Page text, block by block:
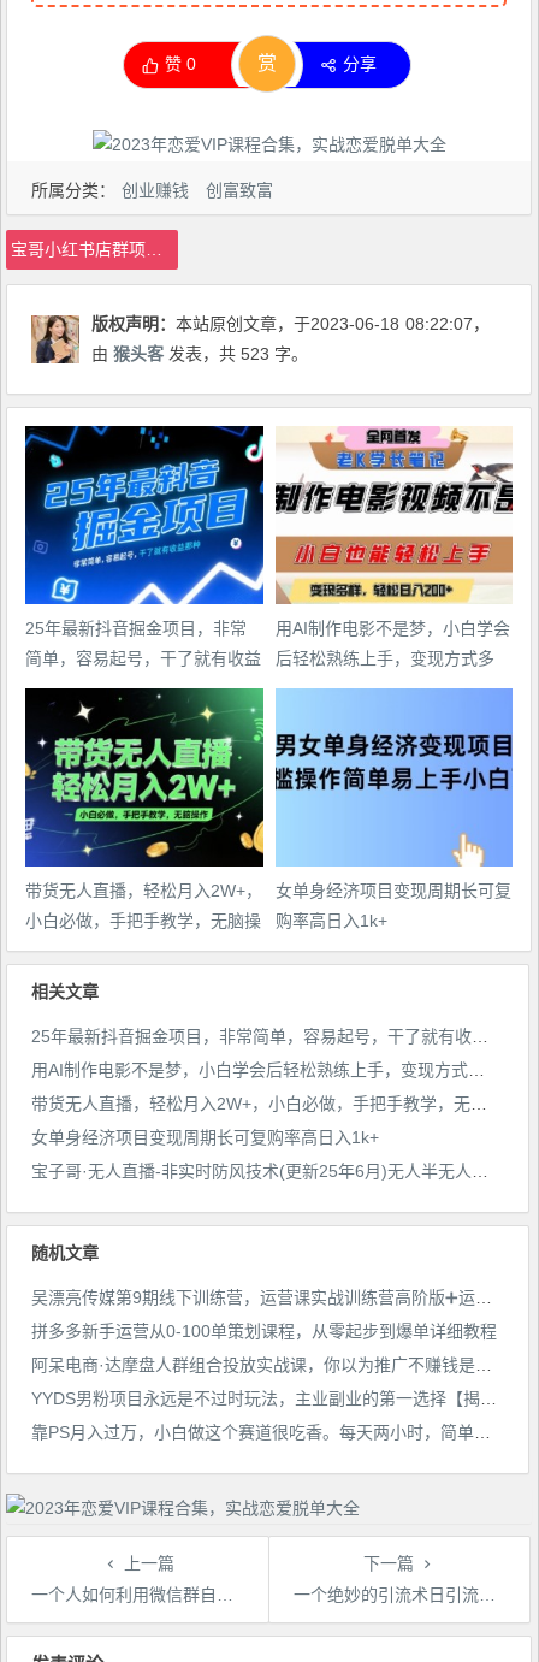
赞0 赏 分享
所属分类： 创业赚钱 创富致富
版权声明：本站原创文章，于2023-06-18 08:22:07，
由猴头客 发表，共 523 字。
25年最新抖音掘金项目，非常
简单，容易起号，干了就有收益
那种
用AI制作电影不是梦，小白学会
后轻松熟练上手，变现方式多
样，日入2张+
带货无人直播，轻松月入2W+，
小白必做，手把手教学，无脑操
作(附学习资料)
女单身经济项目变现周期长可复
购率高日入1k+
相关文章
女单身经济项目变现周期长可复购率高日入1k+
随机文章
拼多多新手运营从0-100单策划课程，从零起步到爆单详细教程
上一篇
一个人如何利用微信群自动群发引流，一星期装满200个群，日入500+【揭秘】
下一篇
一个绝妙的引流术日引流创业粉100+（适合各种行业）【揭秘】
文